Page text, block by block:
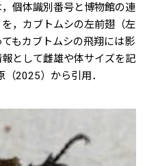
個体識別番号と博物館の連
，カブトムシの左前翅（左
もカブトムシの飛翔には影
として雌雄や体サイズを記
2025）から引用．